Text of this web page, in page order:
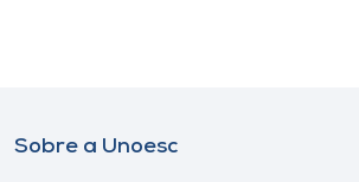
Sobre a Unoesc